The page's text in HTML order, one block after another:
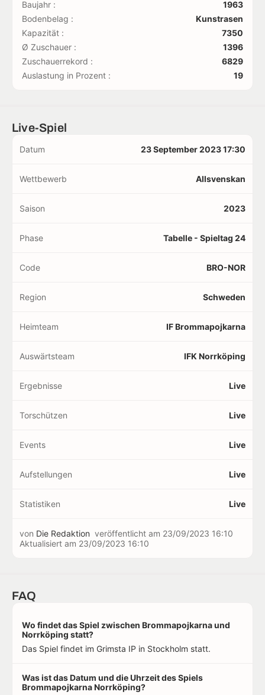
Baujahr :
1963
Bodenbelag :
Kunstrasen
Kapazität :
7350
Ø Zuschauer :
1396
Zuschauerrekord :
6829
Auslastung in Prozent :
19
Live-Spiel
Datum 23 September 2023 17:30
Wettbewerb Allsvenskan
Saison 2023
Phase Tabelle - Spieltag 24
Code BRO-NOR
Region Schweden
Heimteam IF Brommapojkarna
Auswärtsteam IFK Norrköping
Ergebnisse Live
Torschützen Live
Events Live
Aufstellungen Live
Statistiken Live
von Die Redaktion veröffentlicht am 23/09/2023 16:10
Aktualisiert am 23/09/2023 16:10
FAQ
Wo findet das Spiel zwischen Brommapojkarna und
Norrköping statt?
Das Spiel findet im Grimsta IP in Stockholm statt.
Was ist das Datum und die Uhrzeit des Spiels
Brommapojkarna Norrköping?